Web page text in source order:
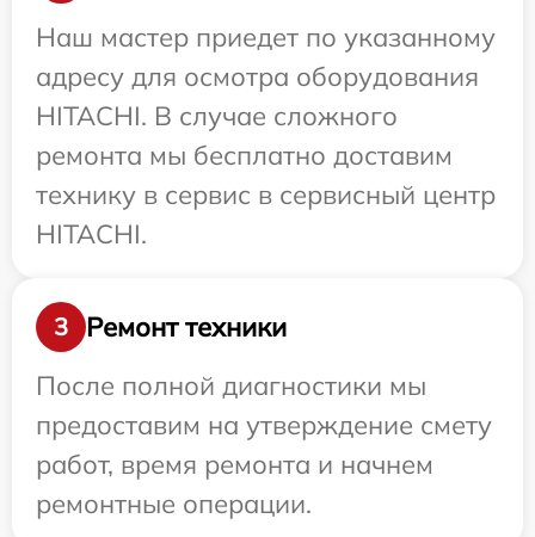
Наш мастер приедет по указанному
адресу для осмотра оборудования
HITACHI. В случае сложного
ремонта мы бесплатно доставим
технику в сервис в сервисный центр
HITACHI.
3
Ремонт техники
После полной диагностики мы
предоставим на утверждение смету
работ, время ремонта и начнем
ремонтные операции.